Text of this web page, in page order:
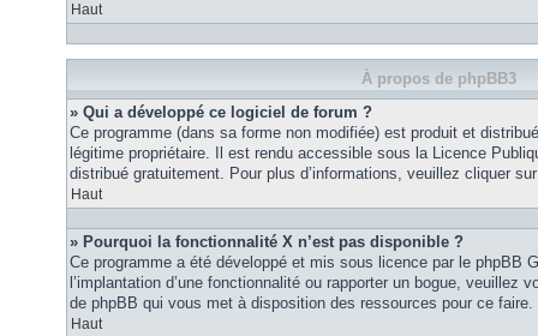
Haut
À propos de phpBB3
» Qui a développé ce logiciel de forum ?
Ce programme (dans sa forme non modifiée) est produit et
légitime propriétaire. Il est rendu accessible sous la Licence
distribué gratuitement. Pour plus d’informations, veuillez cliquer
Haut
» Pourquoi la fonctionnalité X n’est pas disponible ?
Ce programme a été développé et mis sous licence par le phpBB
l’implantation d’une fonctionnalité ou rapporter un bogue, veuillez
de phpBB qui vous met à disposition des ressources pour ce faire.
Haut